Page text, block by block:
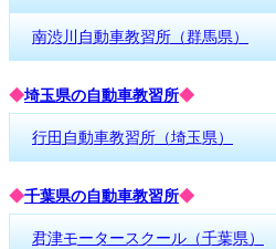
南渋川自動車教習所（群馬県）
◆埼玉県の自動車教習所◆
行田自動車教習所（埼玉県）
◆千葉県の自動車教習所◆
君津モータースクール（千葉県）